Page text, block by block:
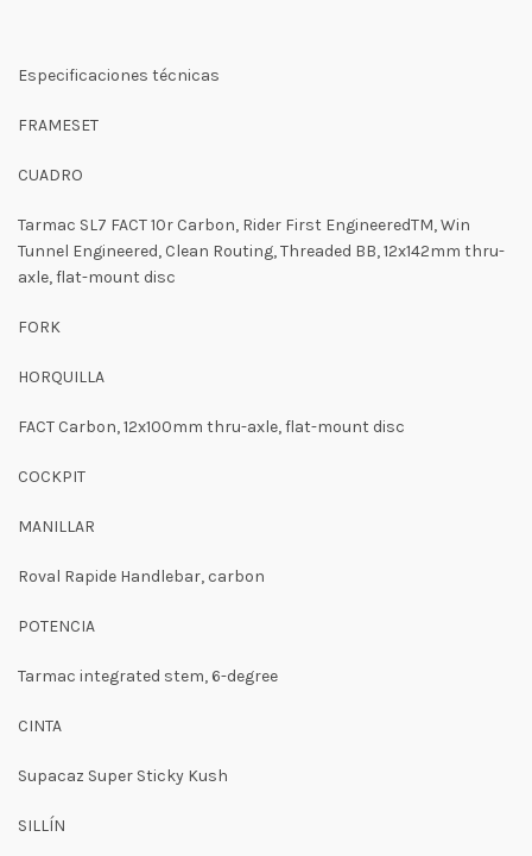
Especificaciones técnicas
FRAMESET
CUADRO
Tarmac SL7 FACT 10r Carbon, Rider First EngineeredTM, Win
Tunnel Engineered, Clean Routing, Threaded BB, 12x142mm thru-
axle, flat-mount disc
FORK
HORQUILLA
FACT Carbon, 12x100mm thru-axle, flat-mount disc
COCKPIT
MANILLAR
Roval Rapide Handlebar, carbon
POTENCIA
Tarmac integrated stem, 6-degree
CINTA
Supacaz Super Sticky Kush
SILLÍN